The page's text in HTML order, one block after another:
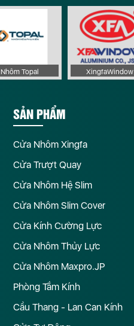
Nhôm Topal XingfaWindow
SẢN PHẨM
Cửa Nhôm Xingfa
Cửa Trượt Quay
Cửa Nhôm Hệ Slim
Cửa Nhôm Slim Cover
Cửa Kính Cường Lực
Cửa Nhôm Thủy Lực
Cửa Nhôm Maxpro.JP
Phòng Tắm Kính
Cầu Thang - Lan Can Kính